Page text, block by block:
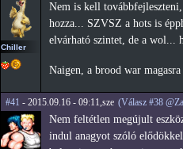
Chiller
Nem is kell
hozza... SZVSZ a hots is
elvárható szintet, de a wol...
Naigen, a brood war magasra
#41 - 2015.09.16 - 09:11,sze (Válasz #38
Nem feltétlen megújult
indul anagyot szóló